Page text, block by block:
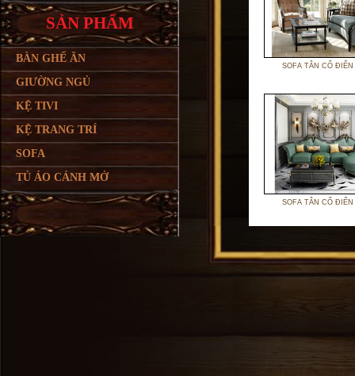
SẢN PHẨM
BÀN GHẾ ĂN
GIƯỜNG NGỦ
KỆ TIVI
KỆ TRANG TRÍ
SOFA
TỦ ÁO CÁNH MỞ
SOFA TÂN CỔ ĐIỂN
SOFA TÂN CỔ ĐIỂN